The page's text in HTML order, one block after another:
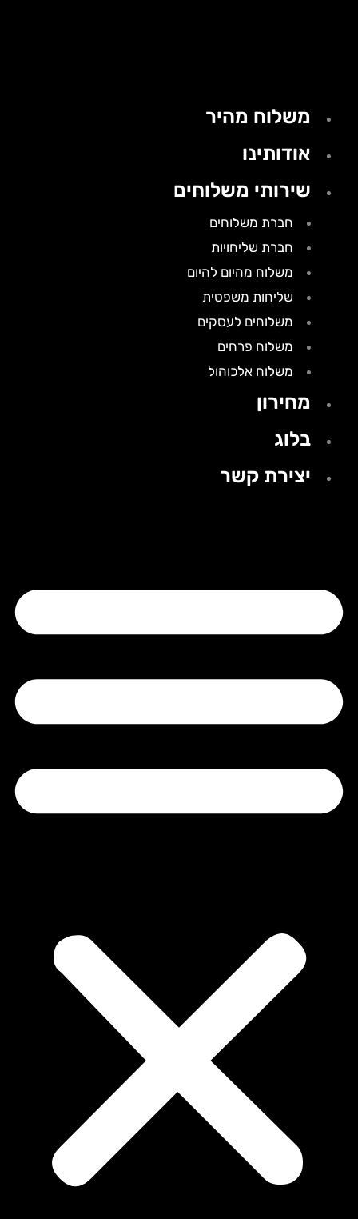
משלוח מהיר
אודותינו
שירותי משלוחים
חברת משלוחים
חברת שליחויות
משלוח מהיום להיום
שליחות משפטית
משלוחים לעסקים
משלוח פרחים
משלוח אלכוהול
מחירון
בלוג
יצירת קשר